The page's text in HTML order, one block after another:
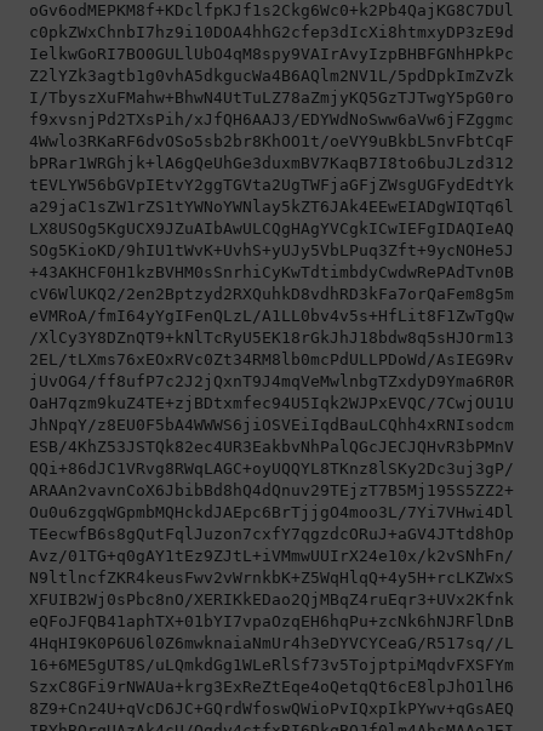
Z2lYZk3agtb1g0vhA5dkgucWa4B6AQlm2NV1L/
I/
f9xvsnjPd2TXsPih/xJfQH6AAJ3/
4Wwlo3RKaRF6dvOSo5sb2br8KhOO1t/
SOg5KioKD/
cV6WlUKQ2/
eVMRoA/fmI64yYgIFenQLzL/
/
2EL/tLXms76xEOxRVc0Zt34RM8lb0mcPdULLPDoWd/
jUvOG4/
OaH7qzm9kuZ4TE+zjBDtxmfec94U5Iqk2WJPxEVQC/
JhNpqY/
ESB/
QQi+86dJC1VRvg8RWqLAGC+oyUQQYL8TKnz8lSKy2Dc3uj3gP/
Ou0u6zgqWGpmbMQHckdJAEpc6BrTjjgO4moo3L/
Avz/01TG+q0gAY1tEz9ZJtL+iVMmwUUIrX24e10x/k2vSNhFn/
N9ltlncfZKR4keusFwv2vWrnkbK+Z5WqHlqQ+4y5H+rcLKZWxS0/
XFUIB2Wj0sPbc8nO/
4HqHI9K0P6U6l0Z6mwknaiaNmUr4h3eDYVCYCeaG/R517sq//
16+6ME5gUT8S/
SzxC8GFi9rNWAUa+krg3ExReZtEqe4oQetqQt6cE8lpJhO1lH6Y/